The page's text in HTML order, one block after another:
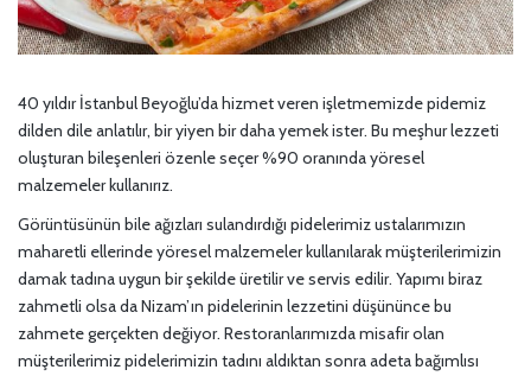
40 yıldır İstanbul Beyoğlu’da hizmet veren işletmemizde pidemiz
dilden dile anlatılır, bir yiyen bir daha yemek ister. Bu meşhur lezzeti
oluşturan bileşenleri özenle seçer %90 oranında yöresel
malzemeler kullanırız.
Görüntüsünün bile ağızları sulandırdığı pidelerimiz ustalarımızın
maharetli ellerinde yöresel malzemeler kullanılarak müşterilerimizin
damak tadına uygun bir şekilde üretilir ve servis edilir. Yapımı biraz
zahmetli olsa da Nizam’ın pidelerinin lezzetini düşününce bu
zahmete gerçekten değiyor. Restoranlarımızda misafir olan
müşterilerimiz pidelerimizin tadını aldıktan sonra adeta bağımlısı